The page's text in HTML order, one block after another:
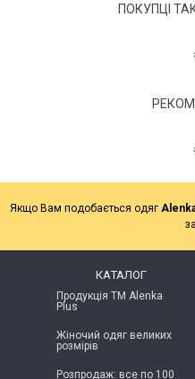
ПОКУПЦІ
Якщо Вам подобається одяг
КАТАЛОГ
Продукція ТМ Alenka
Plus
Жіночий одяг великих
розмірів
Розпродаж: все по 100